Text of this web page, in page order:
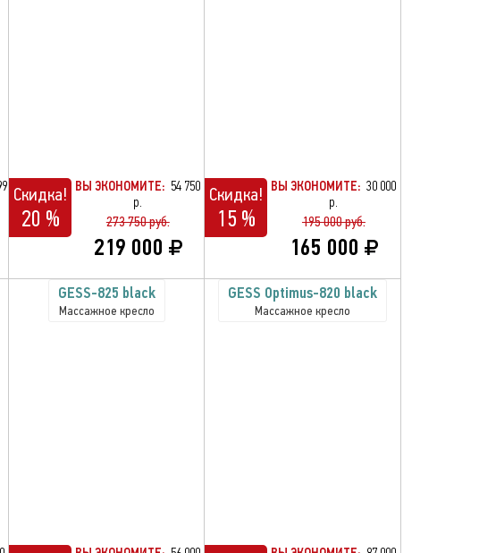
Скидка!
20 %
ВЫ ЭКОНОМИТЕ: 54 750
р.
273 750 руб.
219 000
Скидка!
15 %
ВЫ ЭКОНОМИТЕ: 30 000
р.
195 000 руб.
165 000
GESS-825 black
Массажное кресло
GESS Optimus-820 black
Массажное кресло